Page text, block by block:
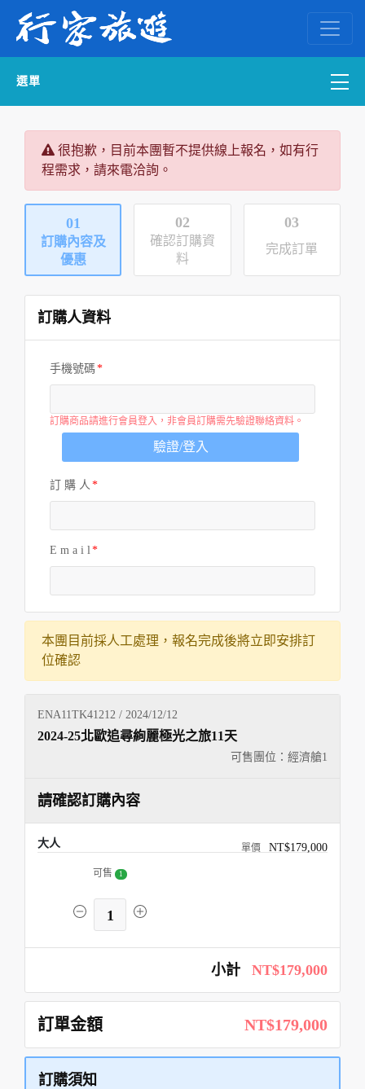
選單
國內外訂房
自組一團
中南部出發
國內旅遊
很抱歉，目前本團暫不提供線上報名，如有行
程需求，請來電洽詢。
01
訂購內容及
優惠
02
確認訂購資
料
03
完成訂單
訂購人資料
手機號碼
訂購商品請進行會員登入，非會員訂購需先驗證聯絡資料。
驗證/登入
訂 購 人
E m a i l
本團目前採人工處理，報名完成後將立即安排訂
位確認
ENA11TK41212 / 2024/12/12
可售團位：經濟艙1
2024-25北歐追尋絢麗極光之旅11天
請確認訂購內容
大人 NT$179,000
可售 1
1
小計 NT$179,000
訂單金額 NT$179,000
訂購須知